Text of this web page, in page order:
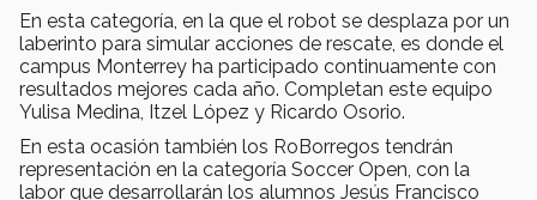
En esta categoría, en la que el robot se desplaza por un
laberinto para simular acciones de rescate, es donde el
campus Monterrey ha participado continuamente con
resultados mejores cada año. Completan este equipo
Yulisa Medina, Itzel López y Ricardo Osorio.
En esta ocasión también los RoBorregos tendrán
representación en la categoría Soccer Open, con la
labor que desarrollarán los alumnos Jesús Francisco